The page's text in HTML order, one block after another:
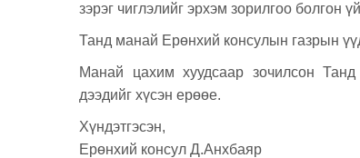
зэрэг чиглэлийг эрхэм зорилгоо болгон
Танд манай Ерөнхий консулын газрын
Манай цахим хуудсаар зочилсон
дээдийг хүсэн ерөөе.
Хүндэтгэсэн,
Ерөнхий консул Д.Анхбаяр